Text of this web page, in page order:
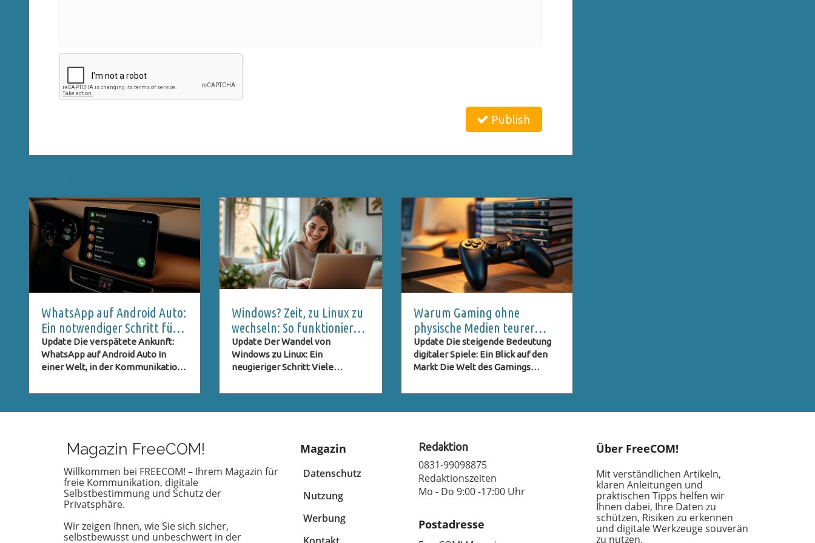
Publish
WhatsApp auf Android Auto:
Ein notwendiger Schritt für
sichere Kommunikation im
Auto
Update Die verspätete Ankunft:
WhatsApp auf Android Auto In
einer Welt, in der Kommunikation
es kaum zu fassen, dass eine
Verzögerung stellt nicht nur
technische Herausforderungen dar,
sondern wirft auch Fragen nach der
Bedeutung von
Benutzerfreundlichkeit und
Datenschutz auf. Immer mehr
Menschen sind auf digitale
Kommunikation angewiesen, und
Windows? Zeit, zu Linux zu
wechseln: So funktioniert
der Umstieg
Update Der Wandel von
Windows zu Linux: Ein
neugieriger Schritt Viele
stehen vor der Entscheidung,
respektieren und eine
ungetrübte Leistung bieten. Der
Umstieg zu Linux bietet viele
Zeit, in der Nutzer zunehmend
und staatliche Eingriffe. Immer
Warum Gaming ohne
physische Medien teurer
wird: Ein kritischer Blick
Update Die steigende Bedeutung
digitaler Spiele: Ein Blick auf den
Markt Die Welt des Gamings
Trend zur Digitalisierung sich
Regalen, während digitale
an Popularität gewinnen. Diese
Entwicklung ist nicht zufällig; sie
entspricht einem globalen Trend
sofortigem Zugang zu Spielen. Die
Magazin FreeCOM!
Willkommen bei FREECOM! – Ihrem Magazin für
freie Kommunikation, digitale
Selbstbestimmung und Schutz der
Privatsphäre.
Wir zeigen Ihnen, wie Sie sich sicher,
selbstbewusst und unbeschwert in der
Magazin
Datenschutz
Nutzung
Werbung
Redaktion
0831-99098875
Redaktionszeiten
Mo - Do 9:00 -17:00 Uhr
Postadresse
Über FreeCOM!
Mit verständlichen Artikeln,
klaren Anleitungen und
praktischen Tipps helfen wir
Ihnen dabei, Ihre Daten zu
schützen, Risiken zu erkennen
und digitale Werkzeuge souverän
zu nutzen.